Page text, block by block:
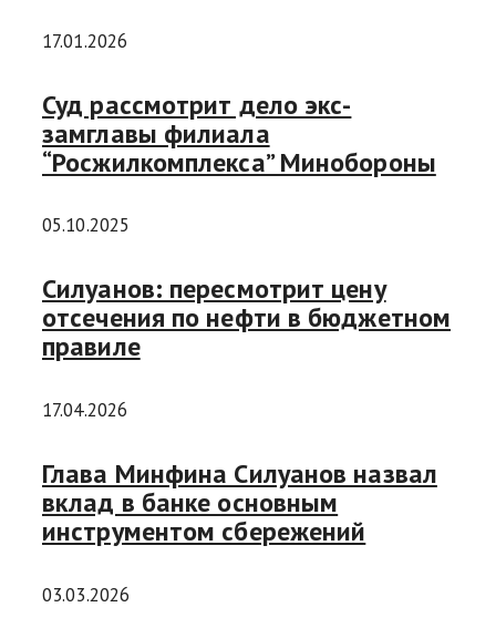
17.01.2026
Суд рассмотрит дело экс-
замглавы филиала
“Росжилкомплекса” Минобороны
05.10.2025
Силуанов: пересмотрит цену
отсечения по нефти в бюджетном
правиле
17.04.2026
Глава Минфина Силуанов назвал
вклад в банке основным
инструментом сбережений
03.03.2026